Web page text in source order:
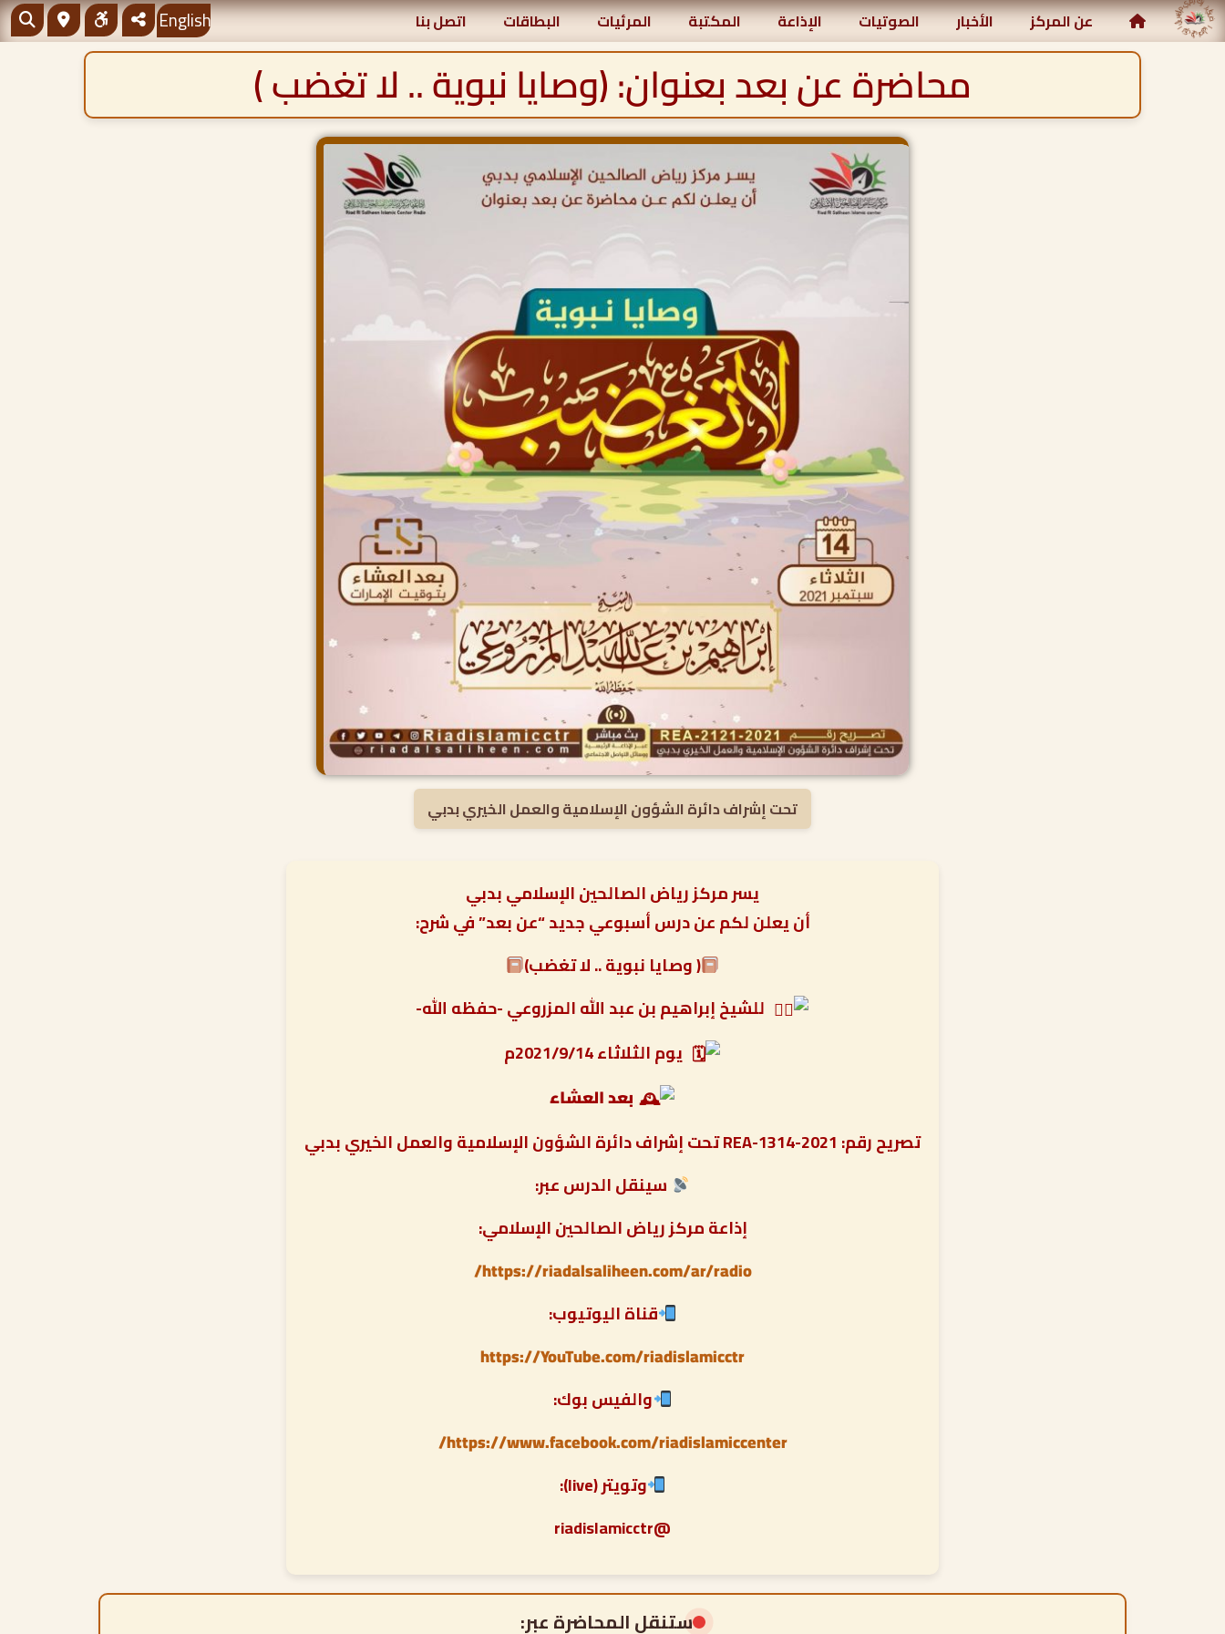
مركز رياض الصالحين الإسلامي عن المركز الأخبار الصوتيات الإذاعة المكتبة المرئيات البطاقات اتصل بنا English
محاضرة عن بعد بعنوان: (وصايا نبوية .. لا تغضب )
تحت إشراف دائرة الشؤون الإسلامية والعمل الخيري بدبي
يسر مركز رياض الصالحين الإسلامي بدبي
أن يعلن لكم عن درس أسبوعي جديد “عن بعد” في شرح:
( وصايا نبوية .. لا تغضب)
للشيخ إبراهيم بن عبد الله المزروعي -حفظه الله-
يوم الثلاثاء 2021/9/14م
بعد العشاء
تصريح رقم: REA-1314-2021 تحت إشراف دائرة الشؤون الإسلامية والعمل الخيري بدبي
سينقل الدرس عبر:
إذاعة مركز رياض الصالحين الإسلامي:
https://riadalsaliheen.com/ar/radio/
قناة اليوتيوب:
https://YouTube.com/riadislamicctr
والفيس بوك:
https://www.facebook.com/riadislamiccenter/
وتويتر (live):
@riadislamicctr
ستنقل المحاضرة عبر: